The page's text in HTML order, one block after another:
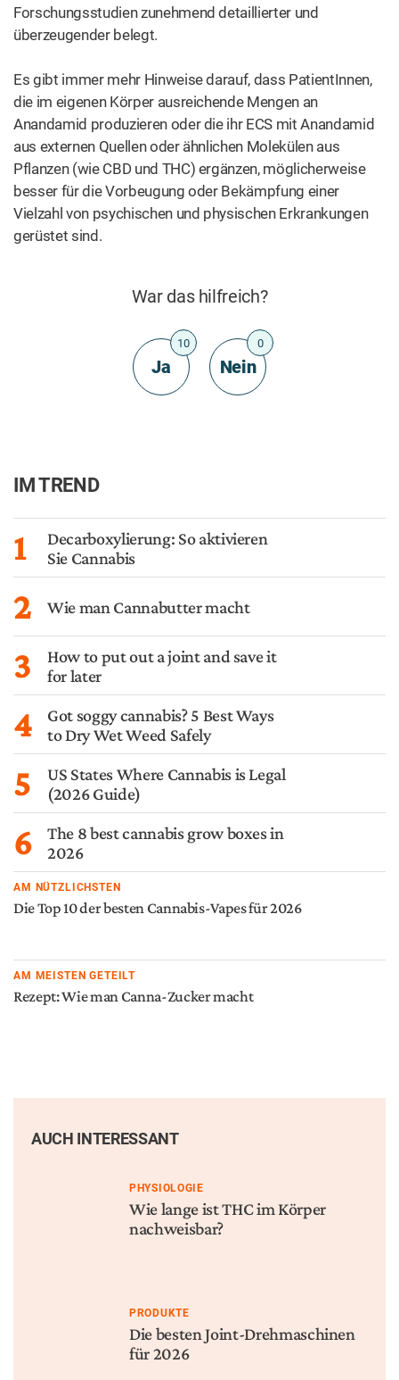
Forschungsstudien zunehmend detaillierter und
überzeugender belegt.
Es gibt immer mehr Hinweise darauf, dass PatientInnen,
die im eigenen Körper ausreichende Mengen an
Anandamid produzieren oder die ihr ECS mit Anandamid
aus externen Quellen oder ähnlichen Molekülen aus
Pflanzen (wie CBD und THC) ergänzen, möglicherweise
besser für die Vorbeugung oder Bekämpfung einer
Vielzahl von psychischen und physischen Erkrankungen
gerüstet sind.
War das hilfreich?
Ja
10
Nein
0
IM TREND
1
Decarboxylierung: So aktivieren
Sie Cannabis
2 Wie man Cannabutter macht
3
How to put out a joint and save it
for later
4
Got soggy cannabis? 5 Best Ways
to Dry Wet Weed Safely
5
US States Where Cannabis is Legal
(2026 Guide)
6
The 8 best cannabis grow boxes in
2026
AM NÜTZLICHSTEN
Die Top 10 der besten Cannabis-Vapes für 2026
AM MEISTEN GETEILT
Rezept: Wie man Canna-Zucker macht
AUCH INTERESSANT
PHYSIOLOGIE
Wie lange ist THC im Körper
nachweisbar?
PRODUKTE
Die besten Joint-Drehmaschinen
für 2026